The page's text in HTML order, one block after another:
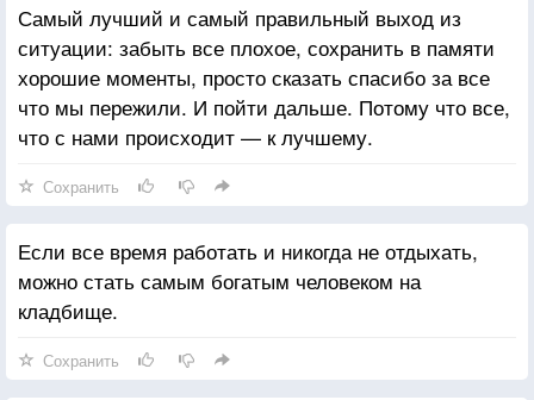
Самый лучший и самый правильный выход из
ситуации: забыть все плохое, сохранить в памяти
хорошие моменты, просто сказать спасибо за все
что мы пережили. И пойти дальше. Потому что все,
что с нами происходит — к лучшему.
Сохранить
Если все время работать и никогда не отдыхать,
можно стать самым богатым человеком на
кладбище.
Сохранить